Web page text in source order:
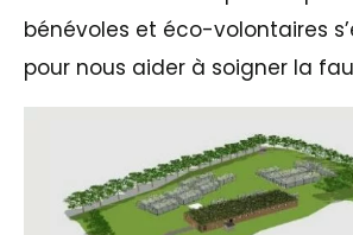
bénévoles et éco-volontaires
pour nous aider à soigner la